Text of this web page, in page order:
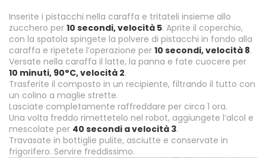
Inserite i pistacchi nella caraffa e tritateli insieme allo
zucchero per 10 secondi, velocità 5. Aprite il coperchio,
con la spatola spingete la polvere di pistacchi in fondo alla
caraffa e ripetete l’operazione per 10 secondi, velocità 8.
Versate nella caraffa il latte, la panna e fate cuocere per
10 minuti, 90°C, velocità 2.
Trasferite il composto in un recipiente, filtrando il tutto con
un colino a maglie strette.
Lasciate completamente raffreddare per circa 1 ora.
Una volta freddo rimettetelo nel robot, aggiungete l’alcol e
mescolate per 40 secondi a velocità 3.
Travasate in bottiglie pulite, asciutte e conservate in
frigorifero. Servire freddissimo.